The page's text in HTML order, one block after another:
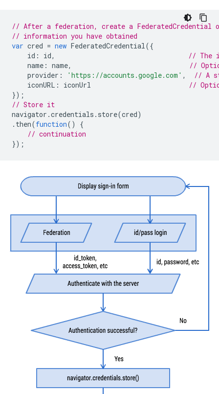
// After a federation, create a FederatedCredential
// information you have obtained
var cred = new FederatedCredential({
id : id,
// The
name : name,
//
provider : 'https://accounts.google.com' ,
// A
iconURL : iconUrl
//
});
// Store it
navigator .credentials . store(cred)
. then(function()
{
// continuation
});